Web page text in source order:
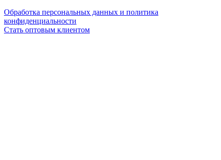
Обработка персональных данных и политика
конфиденциальности
Стать оптовым клиентом